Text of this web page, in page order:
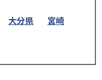
大分県
宮崎